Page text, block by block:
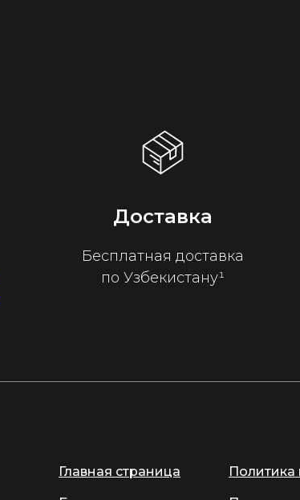
Доставка
Бесплатная доставка
по Узбекистану¹
Главная страница